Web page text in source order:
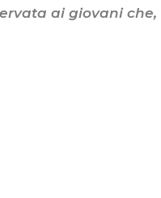
ai giovani